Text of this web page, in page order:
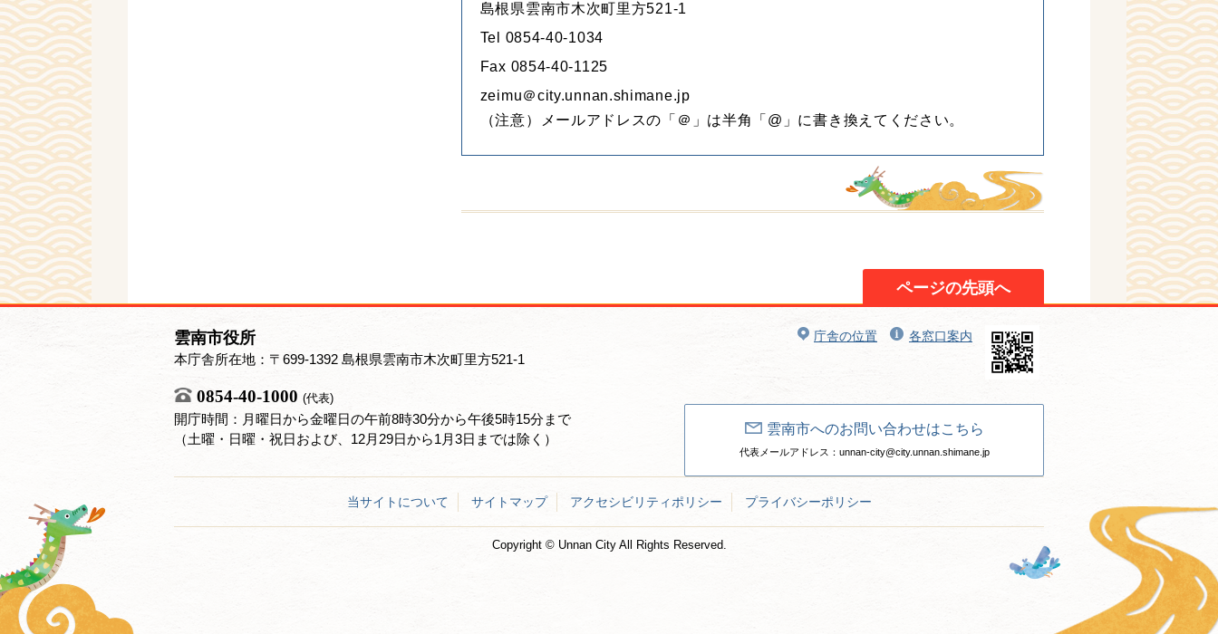
島根県雲南市木次町里方521-1
Tel 0854-40-1034
Fax 0854-40-1125
zeimu＠city.unnan.shimane.jp
（注意）メールアドレスの「＠」は半角「@」に書き換えてください。
ページの先頭へ
庁舎の位置 各窓口案内
雲南市へのお問い合わせはこちら
代表メールアドレス：unnan-city@city.unnan.shimane.jp
雲南市役所
本庁舎所在地：〒699-1392 島根県雲南市木次町里方521-1
0854-40-1000 (代表)
開庁時間：月曜日から金曜日の午前8時30分から午後5時15分まで
（土曜・日曜・祝日および、12月29日から1月3日までは除く）
当サイトについて サイトマップ アクセシビリティポリシー プライバシーポリシー
Copyright © Unnan City All Rights Reserved.